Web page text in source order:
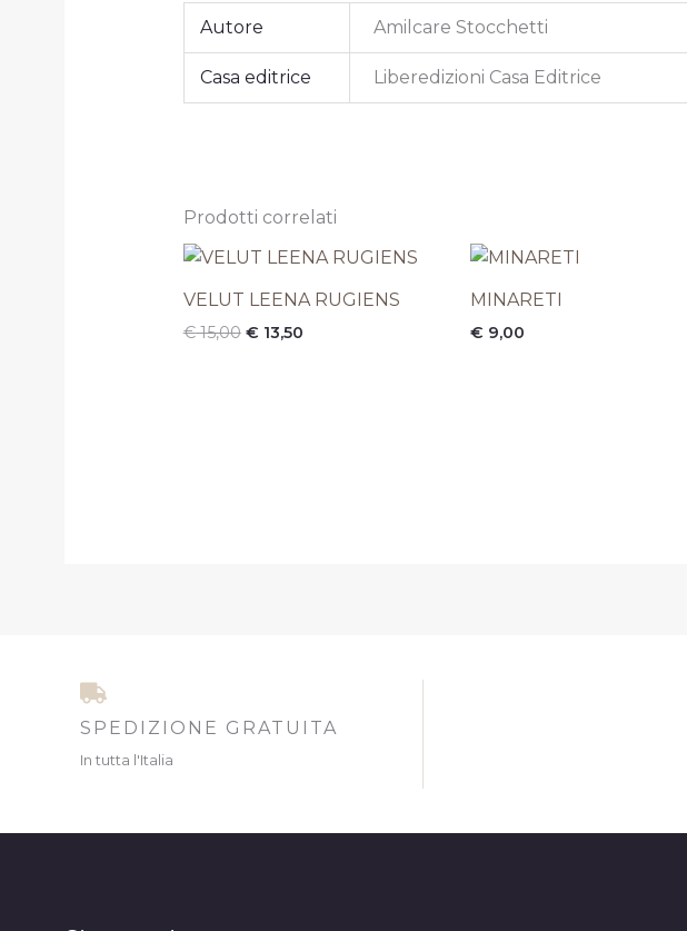
Autore Amilcare Stocchetti
Casa editrice Liberedizioni Casa Editrice
Prodotti correlati
VELUT LEENA RUGIENS
€15,00
Il
originale
era:
€ 15,00.
€ 13,50
Il
attuale
è:
€ 13,50.
MINARETI
€ 9,00
SPEDIZIONE GRATUITA
In tutta l'Italia